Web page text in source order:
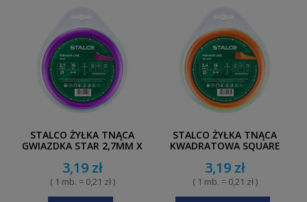
STALCO ŻYŁKA TNĄCA
GWIAZDKA STAR 2,7MM X
3,19 zł
( 1 mb. = 0,21 zł )
STALCO ŻYŁKA TNĄCA
KWADRATOWA SQUARE
3,19 zł
( 1 mb. = 0,21 zł )